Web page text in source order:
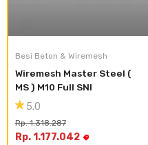
Saniter
Besi Beton & Wiremesh
Wiremesh Master Steel (
MS ) M10 Full SNI
5.0
Rp. 1.318.287
Rp. 1.177.042